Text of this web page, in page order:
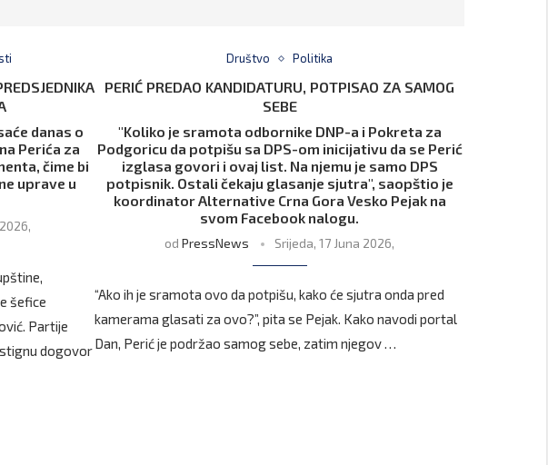
danas o
Perića za
čime bi
uprave u
šefice
Partije
dogovor
Društvo Politika
PERIĆ PREDAO KANDIDATURU, POTPISAO ZA SAMOG
SEBE
"Koliko je sramota odbornike DNP-a i Pokreta za
Podgoricu da potpišu sa DPS-om inicijativu da se Perić
izglasa govori i ovaj list. Na njemu je samo DPS
potpisnik. Ostali čekaju glasanje sjutra", saopštio je
koordinator Alternative Crna Gora Vesko Pejak na
svom Facebook nalogu.
odPressNews Srijeda, 17 Juna 2026,
“Ako ih je sramota ovo da potpišu, kako će sjutra onda pred
kamerama glasati za ovo?”, pita se Pejak. Kako navodi portal
Dan, Perić je podržao samog sebe, zatim njegov …